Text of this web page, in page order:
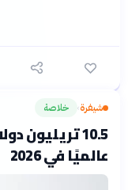
شيفرة› خلاصة
10.5 تريليون
عالميًا في 2026